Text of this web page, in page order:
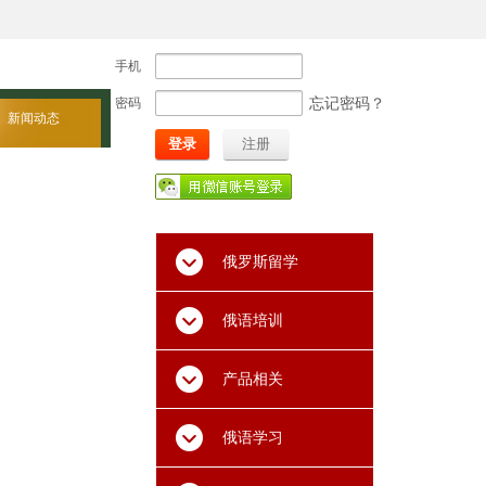
手机
密码 忘记密码？
登录 注册
新闻动态
俄罗斯留学
俄语培训
产品相关
俄语学习